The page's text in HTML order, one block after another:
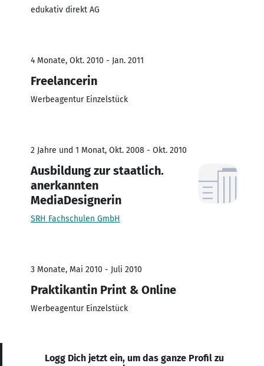
edukativ direkt AG
4 Monate, Okt. 2010 - Jan. 2011
Freelancerin
Werbeagentur Einzelstück
2 Jahre und 1 Monat, Okt. 2008 - Okt. 2010
Ausbildung zur staatlich.
anerkannten
MediaDesignerin
SRH Fachschulen GmbH
3 Monate, Mai 2010 - Juli 2010
Praktikantin Print & Online
Werbeagentur Einzelstück
Logg Dich jetzt ein, um das ganze Profil zu